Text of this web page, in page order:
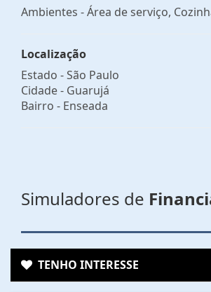
Ambientes - Área de serviço,
Localização
Estado -São Paulo
Cidade - Guarujá
Bairro - Enseada
Simuladores de
TENHO INTERESSE